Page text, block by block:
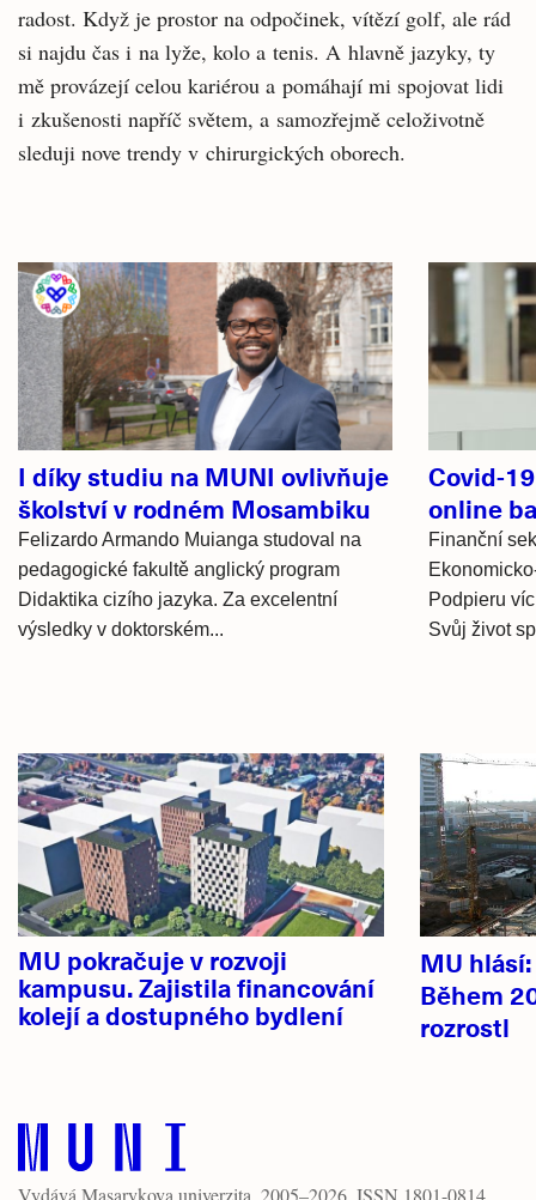
radost. Když je prostor na odpočinek, vítězí golf, ale rád
si najdu čas i na lyže, kolo a tenis. A hlavně jazyky, ty
mě provázejí celou kariérou a pomáhají mi spojovat lidi
i zkušenosti napříč světem, a samozřejmě celoživotně
sleduji nove trendy v chirurgických oborech.
Související
články
I díky studiu na MUNI ovlivňuje
školství v rodném Mosambiku
Felizardo Armando Muianga studoval na
pedagogické fakultě anglický program
Didaktika cizího jazyka. Za excelentní
výsledky v doktorském...
Covid-
online
Finanční
Podpieru
Svůj život
Hlavní
novinky
MU pokračuje v rozvoji
kampusu. Zajistila financování
kolejí a dostupného bydlení
MU
Během
rozrostl
Vydává Masarykova univerzita , 2005–2026. ISSN 1801-0814.